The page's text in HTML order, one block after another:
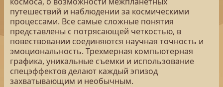
путешествий и наблюдении за космическими
процессами. Все самые сложные понятия
представлены с потрясающей четкостью, в
повествовании соединяются научная точность и
эмоциональность. Трехмерная компьютерная
графика, уникальные съемки и использование
спецэффектов делают каждый эпизод
захватывающим и необычным.